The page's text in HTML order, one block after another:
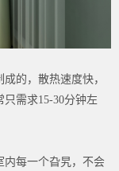
的，散热速度快，
只需求15-30分钟左
内每一个旮旯，不会